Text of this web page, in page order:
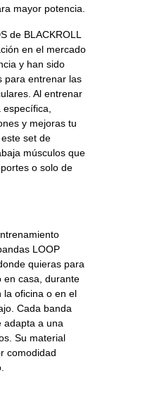
mayor potencia.
de BLACKROLL
en el mercado
y han sido
para entrenar las
Al entrenar
y mejoras tu
set de
músculos que
o solo de
LOOP
quieras para
en casa, durante
la oficina o en el
Cada banda
adapta a una
Su material
comodidad